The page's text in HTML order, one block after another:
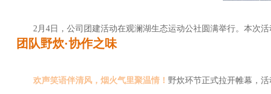
2月4日，公司团建活动在观澜湖生态运动公社圆满举行。本次
团队野炊·协作之味
欢声笑语伴清风，烟火气里聚温情！ 野炊环节正式拉开帷幕，